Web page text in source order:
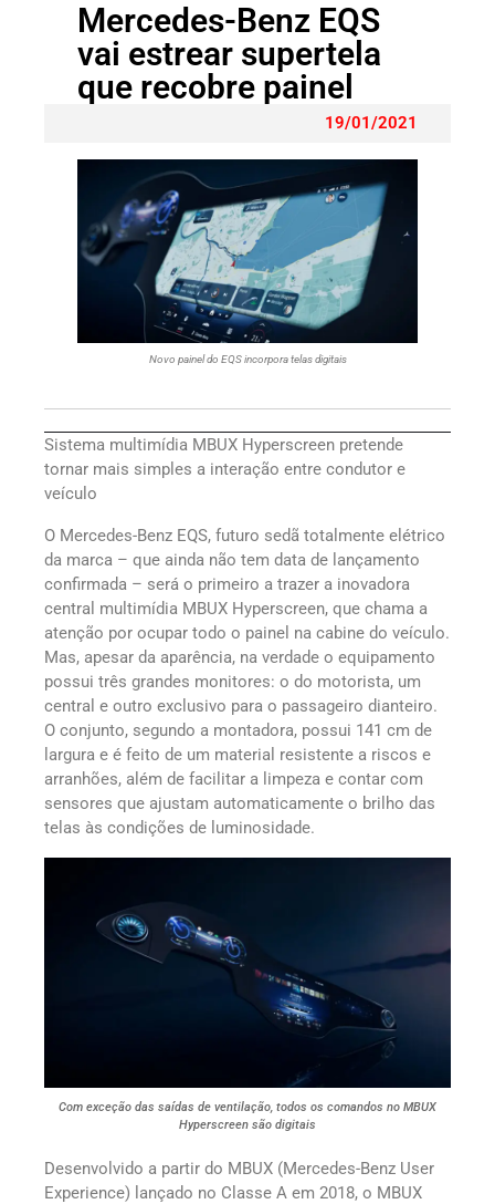
Mercedes-Benz EQS
vai estrear supertela
que recobre painel
19/01/2021
Novo painel do EQS incorpora telas digitais
Sistema multimídia MBUX Hyperscreen pretende
tornar mais simples a interação entre condutor e
veículo
O Mercedes-Benz EQS, futuro sedã totalmente elétrico
da marca – que ainda não tem data de lançamento
confirmada – será o primeiro a trazer a inovadora
central multimídia MBUX Hyperscreen, que chama a
atenção por ocupar todo o painel na cabine do veículo.
Mas, apesar da aparência, na verdade o equipamento
possui três grandes monitores: o do motorista, um
central e outro exclusivo para o passageiro dianteiro.
O conjunto, segundo a montadora, possui 141 cm de
largura e é feito de um material resistente a riscos e
arranhões, além de facilitar a limpeza e contar com
sensores que ajustam automaticamente o brilho das
telas às condições de luminosidade.
Com exceção das saídas de ventilação, todos os comandos no MBUX
Hyperscreen são digitais
Desenvolvido a partir do MBUX (Mercedes-Benz User
Experience) lançado no Classe A em 2018, o MBUX